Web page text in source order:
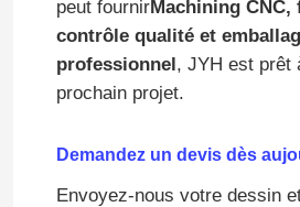
peut fournirMachining CNC,
contrôle qualité et
professionnel, JYH est prêt
prochain projet.
Demandez un devis dès
Envoyez-nous votre dessin